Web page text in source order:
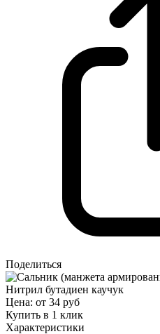
Поделиться
Цена: от 34 руб
Купить в 1 клик
Характеристики